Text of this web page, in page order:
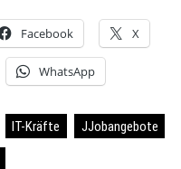
Facebook X
WhatsApp
IT-Kräfte JJobangebote